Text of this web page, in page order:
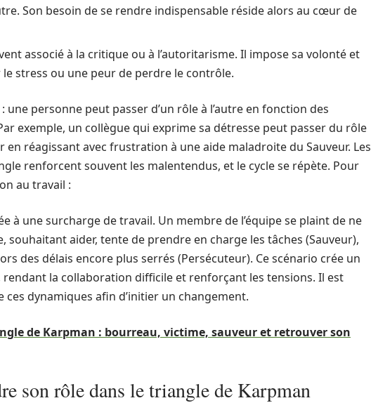
Son besoin de se rendre indispensable réside alors au cœur de
associé à la critique ou à l’autoritarisme. Il impose sa volonté et
stress ou une peur de perdre le contrôle.
une personne peut passer d’un rôle à l’autre en fonction des
exemple, un collègue qui exprime sa détresse peut passer du rôle
en réagissant avec frustration à une aide maladroite du Sauveur. Les
renforcent souvent les malentendus, et le cycle se répète. Pour
au travail :
à une surcharge de travail. Un membre de l’équipe se plaint de ne
souhaitant aider, tente de prendre en charge les tâches (Sauveur),
des délais encore plus serrés (Persécuteur). Ce scénario crée un
la collaboration difficile et renforçant les tensions. Il est
dynamiques afin d’initier un changement.
de Karpman : bourreau, victime, sauveur et retrouver son
son rôle dans le triangle de Karpman